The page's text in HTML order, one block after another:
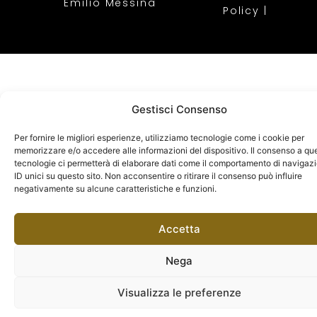
Gestisci Consenso
Per fornire le migliori esperienze, utilizziamo tecnologie come i cookie per
memorizzare e/o accedere alle informazioni del dispositivo. Il consenso a
tecnologie ci permetterà di elaborare dati come il comportamento di
ID unici su questo sito. Non acconsentire o ritirare il consenso può influire
negativamente su alcune caratteristiche e funzioni.
Accetta
Nega
Visualizza le preferenze
Emilio Messina
Policy |